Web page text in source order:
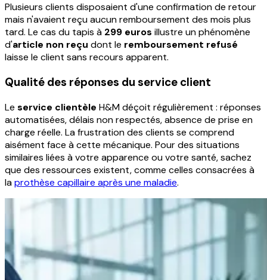
Plusieurs clients disposaient d'une confirmation de retour
mais n'avaient reçu aucun remboursement des mois plus
tard. Le cas du tapis à 299 euros illustre un phénomène
d'article non reçu dont le remboursement refusé
laisse le client sans recours apparent.
Qualité des réponses du service client
Le service clientèle H&M déçoit régulièrement : réponses
automatisées, délais non respectés, absence de prise en
charge réelle. La frustration des clients se comprend
aisément face à cette mécanique. Pour des situations
similaires liées à votre apparence ou votre santé, sachez
que des ressources existent, comme celles consacrées à
laprothèse capillaire après une maladie.